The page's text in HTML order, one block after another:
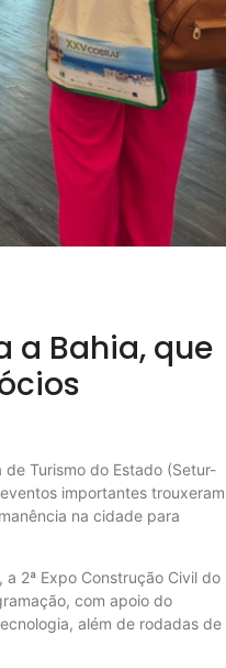
a Bahia, que
Turismo do Estado (Setur-
importantes trouxeram
na cidade para
2ª Expo Construção Civil do
com apoio do
além de rodadas de